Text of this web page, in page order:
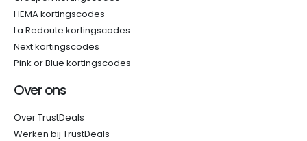
HEMA kortingscodes
La Redoute kortingscodes
Next kortingscodes
Pink or Blue kortingscodes
Over ons
Over TrustDeals
Werken bij TrustDeals